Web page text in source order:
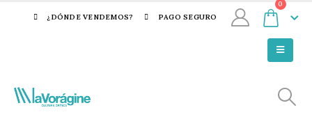
¿DÓNDE VENDEMOS? PAGO SEGURO
0